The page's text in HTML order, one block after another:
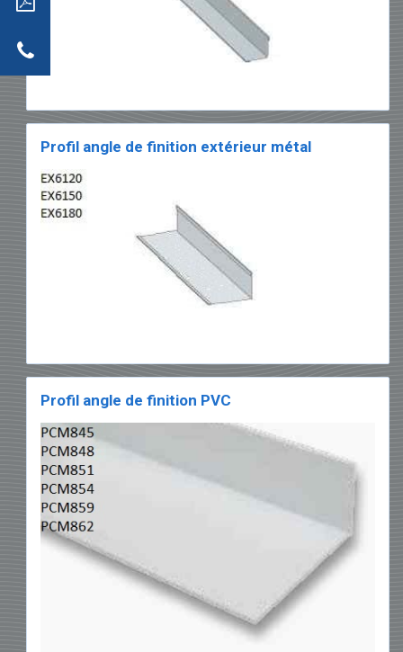
Profil angle de finition extérieur métal
Profil angle de finition PVC